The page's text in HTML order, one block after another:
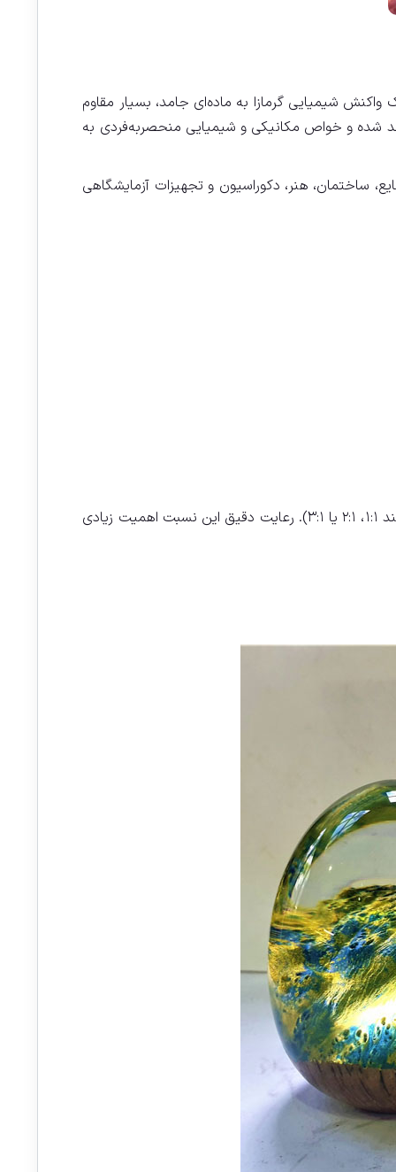
شیمیایی گرمازا به ماده‌ای جامد، بسیار مقاوم
شده و خواص مکانیکی و شیمیایی منحصربه‌فردی به
ساختمان، هنر، دکوراسیون و تجهیزات آزمایشگاهی
، می‌تواند متفاوت باشد (مانند ۱:۱، ۲:۱ یا ۳:۱). رعایت دقیق این نسبت اهمیت زیادی